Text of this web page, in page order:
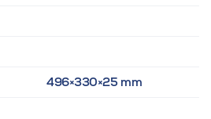
496×330×25 mm